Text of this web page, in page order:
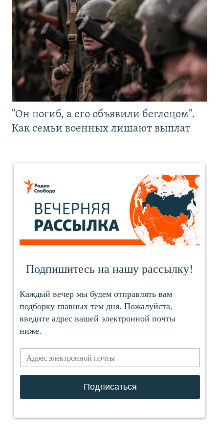
"Он погиб, а его объявили беглецом".
Как семьи военных лишают выплат